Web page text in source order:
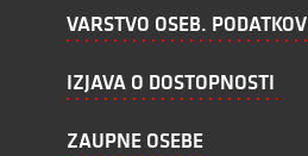
VARSTVO OSEB. PODATKOV
IZJAVA O DOSTOPNOSTI
ZAUPNE OSEBE